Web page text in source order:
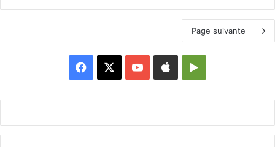
Page suivante
Facebook YouTubeAppleGoogle